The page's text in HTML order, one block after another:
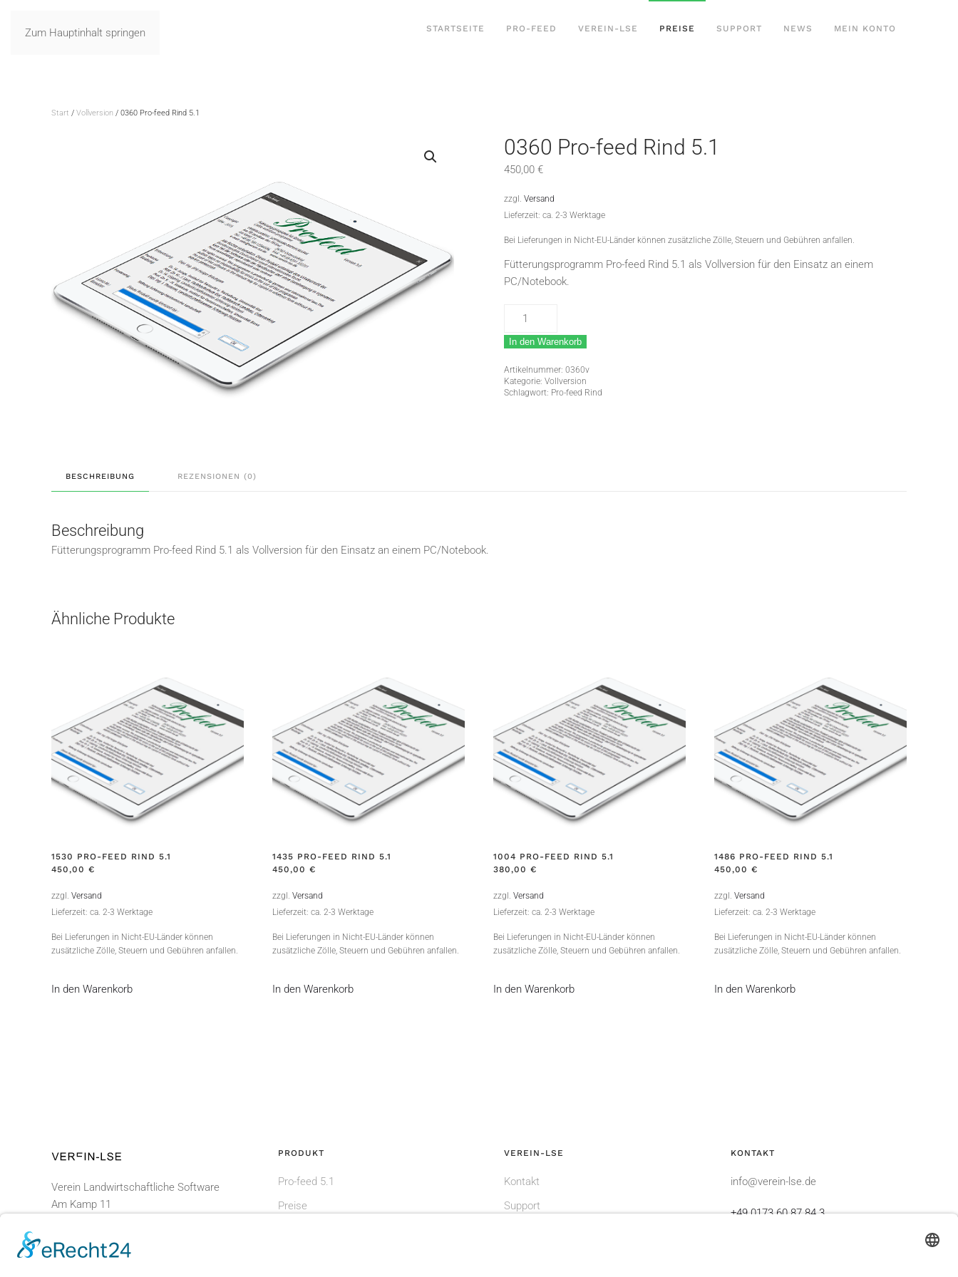
Zum Hauptinhalt springen STARTSEITE PRO-FEED VEREIN-LSE PREISE SUPPORT NEWS MEIN KONTO
Start / Vollversion / 0360 Pro-feed Rind 5.1
0360 Pro-feed Rind 5.1
450,00 €
zzgl. Versand
Lieferzeit: ca. 2-3 Werktage
Bei Lieferungen in Nicht-EU-Länder können zusätzliche Zölle, Steuern und Gebühren anfallen.
Fütterungsprogramm Pro-feed Rind 5.1 als Vollversion für den Einsatz an einem
PC/Notebook.
0360
feed
Rind
5.1
Menge
In den Warenkorb
Artikelnummer: 0360v
Kategorie: Vollversion
Schlagwort: Pro-feed Rind
BESCHREIBUNG REZENSIONEN (0)
Beschreibung
Fütterungsprogramm Pro-feed Rind 5.1 als Vollversion für den Einsatz an einem PC/Notebook.
Ähnliche Produkte
1530 PRO-FEED RIND 5.1
450,00 €
zzgl. Versand
Lieferzeit: ca. 2-3 Werktage
Bei Lieferungen in Nicht-EU-Länder können
zusätzliche Zölle, Steuern und Gebühren anfallen.
In den Warenkorb
1435 PRO-FEED RIND 5.1
450,00 €
zzgl. Versand
Lieferzeit: ca. 2-3 Werktage
Bei Lieferungen in Nicht-EU-Länder können
zusätzliche Zölle, Steuern und Gebühren anfallen.
In den Warenkorb
1004 PRO-FEED RIND 5.1
380,00 €
zzgl. Versand
Lieferzeit: ca. 2-3 Werktage
Bei Lieferungen in Nicht-EU-Länder können
zusätzliche Zölle, Steuern und Gebühren anfallen.
In den Warenkorb
1486 PRO-FEED RIND 5.1
450,00 €
zzgl. Versand
Lieferzeit: ca. 2-3 Werktage
Bei Lieferungen in Nicht-EU-Länder können
zusätzliche Zölle, Steuern und Gebühren anfallen.
In den Warenkorb
Verein Landwirtschaftliche Software
Am Kamp 11
PRODUKT
Pro-feed 5.1
Preise
VEREIN-LSE
Kontakt
Support
KONTAKT
info@verein-lse.de
+49 0173 60 87 84 3